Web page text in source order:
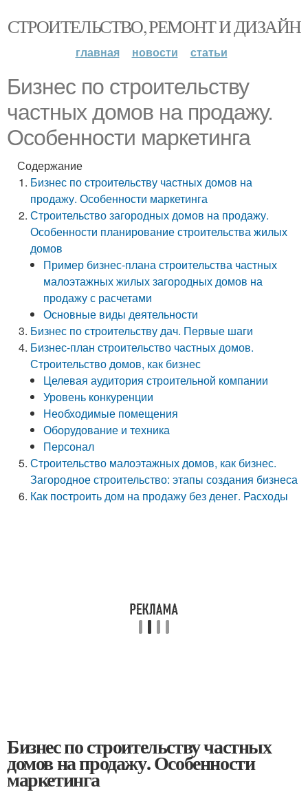
СТРОИТЕЛЬСТВО, РЕМОНТ И ДИЗАЙН
главная новости статьи
Бизнес по строительству
частных домов на продажу.
Особенности маркетинга
Содержание
Бизнес по строительству частных домов на
продажу. Особенности маркетинга
Строительство загородных домов на продажу.
Особенности планирование строительства жилых
домов
Пример бизнес-плана строительства частных
малоэтажных жилых загородных домов на
продажу с расчетами
Основные виды деятельности
Бизнес по строительству дач. Первые шаги
Бизнес-план строительство частных домов.
Строительство домов, как бизнес
Целевая аудитория строительной компании
Уровень конкуренции
Необходимые помещения
Оборудование и техника
Персонал
Строительство малоэтажных домов, как бизнес.
Загородное строительство: этапы создания бизнеса
Как построить дом на продажу без денег. Расходы
Бизнес по строительству частных
домов на продажу. Особенности
маркетинга